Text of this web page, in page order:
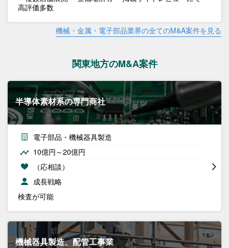
高評価多数
機械・金属・電子部品業界の全てのM&A案件を見る
関東地方のM&A案件
半導体素材系の専門商社
電子部品・機械器具製造
10億円～20億円
（応相談）
成長戦略
検査が可能
機械器具製造、配管工事業